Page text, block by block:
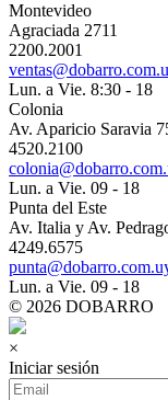
Montevideo
Agraciada 2711
2200.2001
Lun. a Vie. 8:30 - 18
Colonia
Av. Aparicio Saravia
4520.2100
Lun. a Vie. 09 - 18
Punta del Este
Av. Italia y Av.
4249.6575
Lun. a Vie. 09 - 18
© 2026 DOBARRO
×
Iniciar sesión